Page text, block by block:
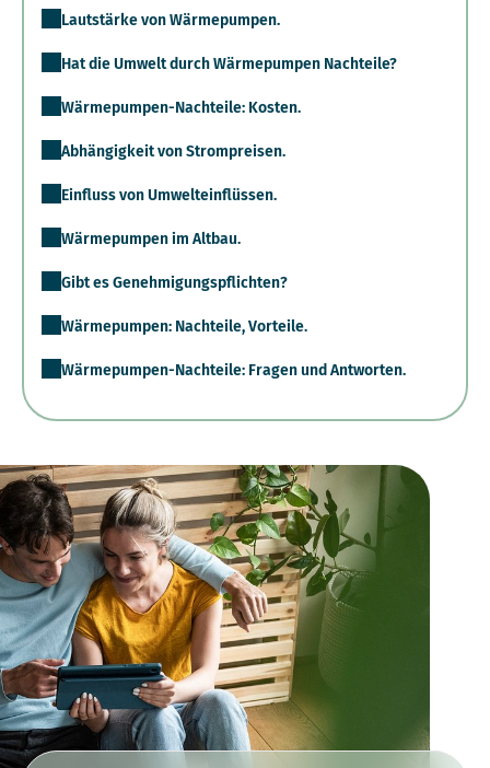
Lautstärke von Wärmepumpen.
Hat die Umwelt durch Wärmepumpen Nachteile?
Wärmepumpen-Nachteile: Kosten.
Abhängigkeit von Strompreisen.
Einfluss von Umwelteinflüssen.
Wärmepumpen im Altbau.
Gibt es Genehmigungspflichten?
Wärmepumpen: Nachteile, Vorteile.
Wärmepumpen-Nachteile: Fragen und Antworten.